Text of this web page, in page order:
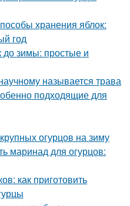
хранения яблок:
год
до зимы: простые и
называется трава
подходящие для
огурцов на зиму
маринад для огурцов:
как приготовить